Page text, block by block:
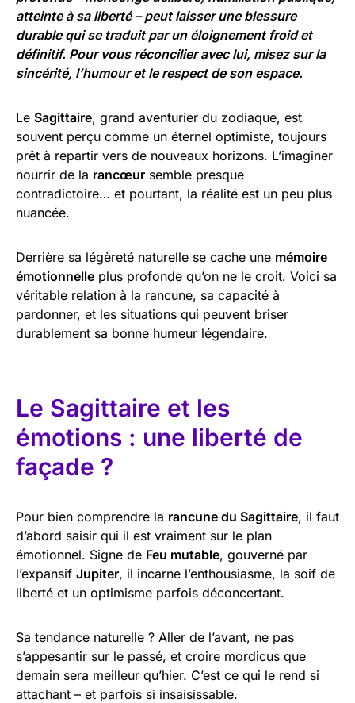
atteinte à sa liberté – peut laisser une blessure
durable qui se traduit par un éloignement froid et
définitif. Pour vous réconcilier avec lui, misez sur la
sincérité, l’humour et le respect de son espace.
Le Sagittaire, grand aventurier du zodiaque, est
souvent perçu comme un éternel optimiste, toujours
prêt à repartir vers de nouveaux horizons. L’imaginer
nourrir de la rancœur semble presque
contradictoire… et pourtant, la réalité est un peu plus
nuancée.
Derrière sa légèreté naturelle se cache une mémoire
émotionnelle plus profonde qu’on ne le croit. Voici sa
véritable relation à la rancune, sa capacité à
pardonner, et les situations qui peuvent briser
durablement sa bonne humeur légendaire.
Le Sagittaire et les
émotions : une liberté de
façade ?
Pour bien comprendre la rancune du Sagittaire, il faut
d’abord saisir qui il est vraiment sur le plan
émotionnel. Signe de Feu mutable, gouverné par
l’expansif Jupiter, il incarne l’enthousiasme, la soif de
liberté et un optimisme parfois déconcertant.
Sa tendance naturelle ? Aller de l’avant, ne pas
s’appesantir sur le passé, et croire mordicus que
demain sera meilleur qu’hier. C’est ce qui le rend si
attachant – et parfois si insaisissable.